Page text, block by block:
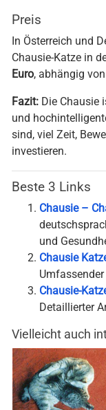
Preis
In Österreich und
Chausie-Katze in
Euro, abhängig
Fazit: Die Chausie
und
sind, viel Zeit,
investieren.
Beste 3 Links
Chausie –
und
Chausie
Chausie-
Detaillierter
Vielleicht auch